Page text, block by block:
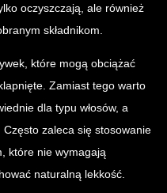
oczyszczają, ale również
składnikom.
które mogą obciążać
Zamiast tego warto
dla typu włosów, a
zaleca się stosowanie
które nie wymagają
naturalną lekkość.